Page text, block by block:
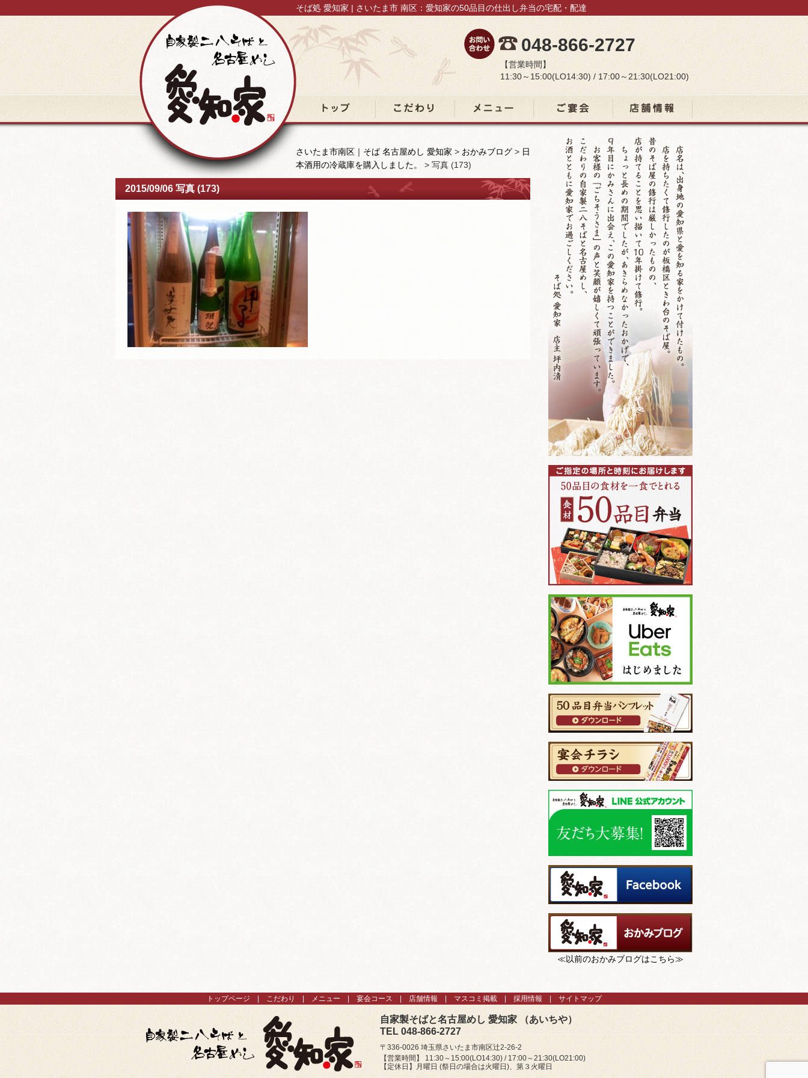
そば処 愛知家 | さいたま市 南区：愛知家の50品目の仕出し弁当の宅配・配達
048-866-2727
【営業時間】
11:30～15:00(LO14:30) / 17:00～21:30(LO21:00)
≪以前のおかみブログはこちら≫
さいたま市南区｜そば 名古屋めし 愛知家 > おかみブログ > 日
本酒用の冷蔵庫を購入しました。
> 写真 (173)
2015/09/06 写真 (173)
トップページ こだわり メニュー 宴会コース 店舗情報 マスコミ掲載 採用情報 サイトマップ
自家製そばと名古屋めし 愛知家 （あいちや）
TEL 048-866-2727
〒336-0026 埼玉県さいたま市南区辻2-26-2
【営業時間】 11:30～15:00(LO14:30) / 17:00～21:30(LO21:00)
【定休日】月曜日 (祭日の場合は火曜日)、第３火曜日